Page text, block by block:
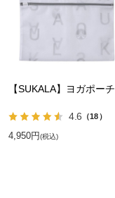
【SUKALA】ヨガポーチ
4.6 （18）
4,950円(税込)